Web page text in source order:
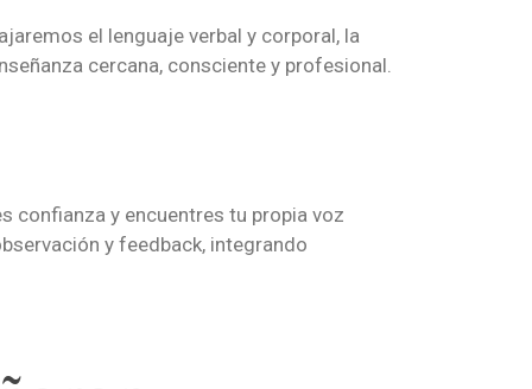
el lenguaje verbal y corporal, la
cercana, consciente y profesional.
confianza y encuentres tu propia voz
y feedback, integrando